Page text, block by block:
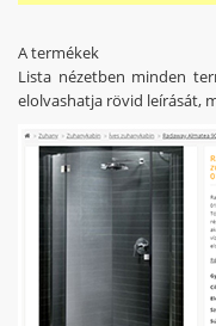
A termékek
Lista nézetben minden
elolvashatja rövid leírását,